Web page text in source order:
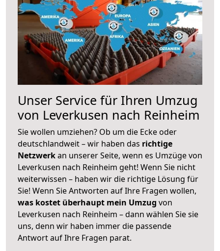
Unser Service für Ihren Umzug
von Leverkusen nach Reinheim
Sie wollen umziehen? Ob um die Ecke oder
deutschlandweit – wir haben das richtige
Netzwerkan unserer Seite, wenn es Umzüge von
Leverkusen nach Reinheim geht! Wenn Sie nicht
weiterwissen – haben wir die richtige Lösung für
Sie! Wenn Sie Antworten auf Ihre Fragen wollen,
was kostet überhaupt mein Umzug von
Leverkusen nach Reinheim – dann wählen Sie sie
uns, denn wir haben immer die passende
Antwort auf Ihre Fragen parat.